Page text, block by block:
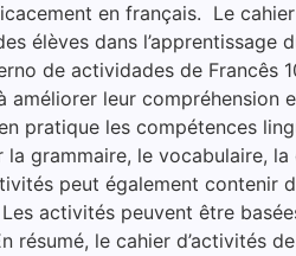
en français. Le
élèves dans l’apprentissage
de actividades de Francês
leur compréhension
les compétences
grammaire, le vocabulaire,
peut également contenir
activités peuvent être
le cahier d’activités